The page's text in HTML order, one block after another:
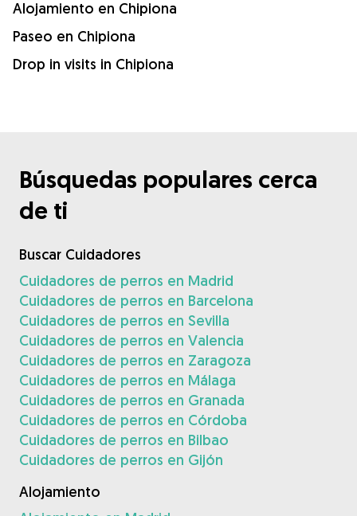
Alojamiento en Chipiona
Paseo en Chipiona
Drop in visits in Chipiona
Búsquedas populares cerca
de ti
Buscar Cuidadores
Cuidadores de perros en Madrid
Cuidadores de perros en Barcelona
Cuidadores de perros en Sevilla
Cuidadores de perros en Valencia
Cuidadores de perros en Zaragoza
Cuidadores de perros en Málaga
Cuidadores de perros en Granada
Cuidadores de perros en Córdoba
Cuidadores de perros en Bilbao
Cuidadores de perros en Gijón
Alojamiento